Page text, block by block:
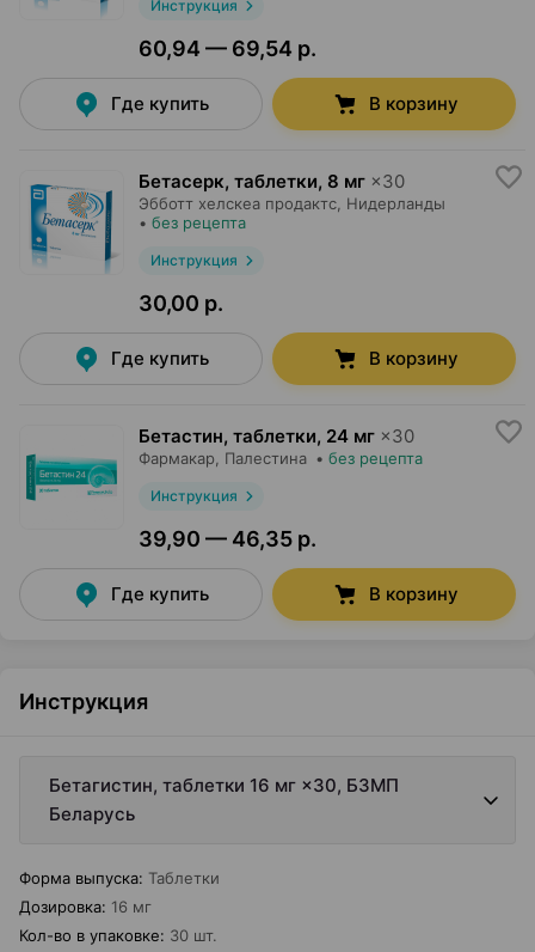
Инструкция
60,94 — 69,54 р.
Где купить В корзину
Бетасерк, таблетки, 8 мг ×30
Эбботт хелскеа продактс , Нидерланды
• без рецепта
Инструкция
30,00 р.
Где купить В корзину
Бетастин, таблетки, 24 мг ×30
Фармакар , Палестина • без рецепта
Инструкция
39,90 — 46,35 р.
Где купить В корзину
Инструкция
Бетагистин, таблетки 16 мг ×30, БЗМП
Беларусь
Форма выпуска: Таблетки
Дозировка: 16 мг
Кол-во в упаковке: 30 шт.